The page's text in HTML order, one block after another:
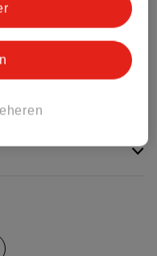
(nog) geen Nature